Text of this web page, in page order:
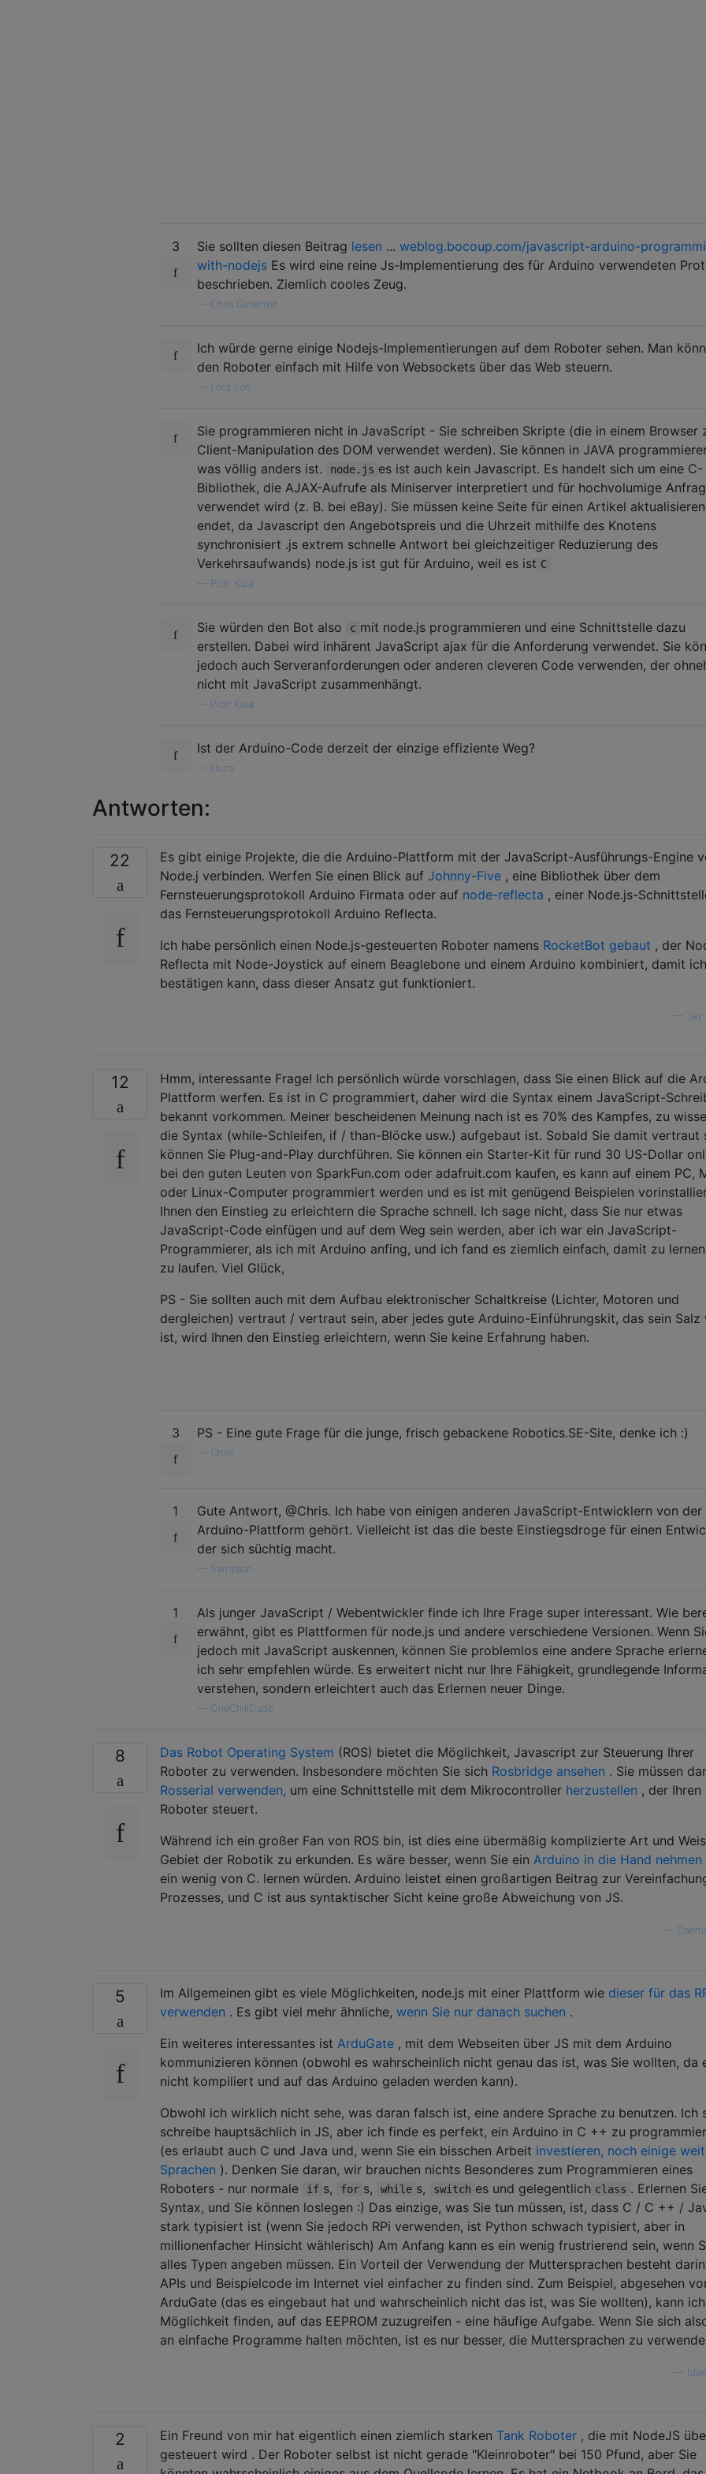
3 Sie sollten diesen Beitrag lesen ... weblog.bocoup.com/javascript-arduino-
with-nodejs Es wird eine reine Js-Implementierung des für Arduino verwendeten
beschrieben. Ziemlich cooles Zeug.
Chris Gutierrez
Ich würde gerne einige Nodejs-Implementierungen auf dem Roboter sehen. Man
den Roboter einfach mit Hilfe von Websockets über das Web steuern.
Lord Loh.
Sie programmieren nicht in JavaScript - Sie schreiben Skripte (die in einem Browser
Client-Manipulation des DOM verwendet werden). Sie können in JAVA
was völlig anders ist.
node.js es ist auch kein Javascript. Es handelt sich um eine C-
Bibliothek, die AJAX-Aufrufe als Miniserver interpretiert und für hochvolumige
verwendet wird (z. B. bei eBay). Sie müssen keine Seite für einen Artikel
endet, da Javascript den Angebotspreis und die Uhrzeit mithilfe des Knotens
synchronisiert .js extrem schnelle Antwort bei gleichzeitiger Reduzierung des
Verkehrsaufwands) node.js ist gut für Arduino, weil es ist C
Piotr Kula
Sie würden den Bot also c mit node.js programmieren und eine Schnittstelle dazu
erstellen. Dabei wird inhärent JavaScript ajax für die Anforderung verwendet. Sie
jedoch auch Serveranforderungen oder anderen cleveren Code verwenden, der
nicht mit JavaScript zusammenhängt.
Piotr Kula
Ist der Arduino-Code derzeit der einzige effiziente Weg?
Huzo
Antworten:
22
Es gibt einige Projekte, die die Arduino-Plattform mit der JavaScript-Ausführungs-Engine
Node.j verbinden. Werfen Sie einen Blick auf Johnny-Five , eine Bibliothek über dem
Fernsteuerungsprotokoll Arduino Firmata oder auf node-reflecta , einer Node.js-
das Fernsteuerungsprotokoll Arduino Reflecta.
Ich habe persönlich einen Node.js-gesteuerten Roboter namens RocketBot gebaut , der
Reflecta mit Node-Joystick auf einem Beaglebone und einem Arduino kombiniert, damit ich
bestätigen kann, dass dieser Ansatz gut funktioniert.
12
Hmm, interessante Frage! Ich persönlich würde vorschlagen, dass Sie einen Blick auf die
Plattform werfen. Es ist in C programmiert, daher wird die Syntax einem JavaScript-
bekannt vorkommen. Meiner bescheidenen Meinung nach ist es 70% des Kampfes, zu
die Syntax (while-Schleifen, if / than-Blöcke usw.) aufgebaut ist. Sobald Sie damit vertraut
können Sie Plug-and-Play durchführen. Sie können ein Starter-Kit für rund 30 US-Dollar
bei den guten Leuten von SparkFun.com oder adafruit.com kaufen, es kann auf einem PC,
oder Linux-Computer programmiert werden und es ist mit genügend Beispielen
Ihnen den Einstieg zu erleichtern die Sprache schnell. Ich sage nicht, dass Sie nur etwas
JavaScript-Code einfügen und auf dem Weg sein werden, aber ich war ein JavaScript-
Programmierer, als ich mit Arduino anfing, und ich fand es ziemlich einfach, damit zu
zu laufen. Viel Glück,
PS - Sie sollten auch mit dem Aufbau elektronischer Schaltkreise (Lichter, Motoren und
dergleichen) vertraut / vertraut sein, aber jedes gute Arduino-Einführungskit, das sein Salz
ist, wird Ihnen den Einstieg erleichtern, wenn Sie keine Erfahrung haben.
3 PS - Eine gute Frage für die junge, frisch gebackene Robotics.SE-Site, denke ich :)
Chris
1
Gute Antwort, @Chris. Ich habe von einigen anderen JavaScript-Entwicklern von der
Arduino-Plattform gehört. Vielleicht ist das die beste Einstiegsdroge für einen
der sich süchtig macht.
Sampson
1
Als junger JavaScript / Webentwickler finde ich Ihre Frage super interessant. Wie
erwähnt, gibt es Plattformen für node.js und andere verschiedene Versionen. Wenn
jedoch mit JavaScript auskennen, können Sie problemlos eine andere Sprache
ich sehr empfehlen würde. Es erweitert nicht nur Ihre Fähigkeit, grundlegende
verstehen, sondern erleichtert auch das Erlernen neuer Dinge.
OneChillDude
8 Das Robot Operating System (ROS) bietet die Möglichkeit, Javascript zur Steuerung Ihrer
Roboter zu verwenden. Insbesondere möchten Sie sich Rosbridge ansehen . Sie müssen
Rosserial verwenden, um eine Schnittstelle mit dem Mikrocontroller herzustellen , der Ihren
Roboter steuert.
Während ich ein großer Fan von ROS bin, ist dies eine übermäßig komplizierte Art und
Gebiet der Robotik zu erkunden. Es wäre besser, wenn Sie ein Arduino in die Hand nehmen
ein wenig von C. lernen würden. Arduino leistet einen großartigen Beitrag zur
Prozesses, und C ist aus syntaktischer Sicht keine große Abweichung von JS.
5 Im Allgemeinen gibt es viele Möglichkeiten, node.js mit einer Plattform wie dieser für das
verwenden . Es gibt viel mehr ähnliche, wenn Sie nur danach suchen .
Ein weiteres interessantes ist ArduGate , mit dem Webseiten über JS mit dem Arduino
kommunizieren können (obwohl es wahrscheinlich nicht genau das ist, was Sie wollten, da
nicht kompiliert und auf das Arduino geladen werden kann).
Obwohl ich wirklich nicht sehe, was daran falsch ist, eine andere Sprache zu benutzen. Ich
schreibe hauptsächlich in JS, aber ich finde es perfekt, ein Arduino in C ++ zu
(es erlaubt auch C und Java und, wenn Sie ein bisschen Arbeit investieren, noch einige
Sprachen ). Denken Sie daran, wir brauchen nichts Besonderes zum Programmieren eines
Roboters - nur normale
if s, for s, while s, switch es und gelegentlich class . Erlernen
Syntax, und Sie können loslegen :) Das einzige, was Sie tun müssen, ist, dass C / C ++ /
stark typisiert ist (wenn Sie jedoch RPi verwenden, ist Python schwach typisiert, aber in
millionenfacher Hinsicht wählerisch) Am Anfang kann es ein wenig frustrierend sein, wenn
alles Typen angeben müssen. Ein Vorteil der Verwendung der Muttersprachen besteht
APIs und Beispielcode im Internet viel einfacher zu finden sind. Zum Beispiel, abgesehen
ArduGate (das es eingebaut hat und wahrscheinlich nicht das ist, was Sie wollten), kann
Möglichkeit finden, auf das EEPROM zuzugreifen - eine häufige Aufgabe. Wenn Sie sich
an einfache Programme halten möchten, ist es nur besser, die Muttersprachen zu
2 Ein Freund von mir hat eigentlich einen ziemlich starken Tank Roboter , die mit NodeJS
gesteuert wird . Der Roboter selbst ist nicht gerade "Kleinroboter" bei 150 Pfund, aber Sie